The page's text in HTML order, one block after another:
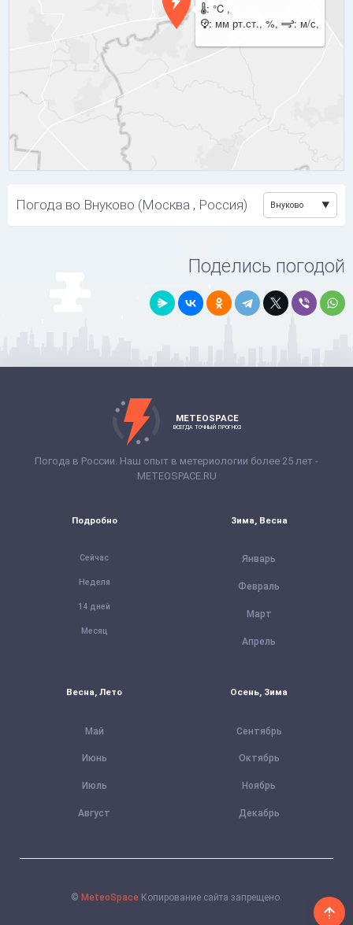
: °C ,
: мм рт.ст., %,
: м/с,
Погода во Внуково (Москва , Россия) Внуково
Поделись погодой
METEOSPACE
ВСЕГДА ТОЧНЫЙ ПРОГНОЗ
Погода в России. Наш опыт в метериологии более 25 лет -
METEOSPACE.RU
Подробно
Сейчас
Неделя
14 дней
Месяц
Зима, Весна
Январь
Февраль
Март
Апрель
Весна, Лето
Май
Июнь
Июль
Август
Осень, Зима
Сентябрь
Октябрь
Ноябрь
Декабрь
© MeteoSpace Копирование сайта запрещено.